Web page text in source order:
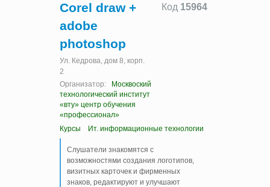
Код 15964
Corel draw +
adobe
photoshop
Ул. Кедрова, дом 8, корп.
2
Организатор:
Москвоский
технологический институт
«вту» центр обучения
«профессионал»
Курсы
Ит. информационные технологии
Слушатели знакомятся с
возможностями создания логотипов,
визитных карточек и фирменных
знаков, редактируют и улучшают